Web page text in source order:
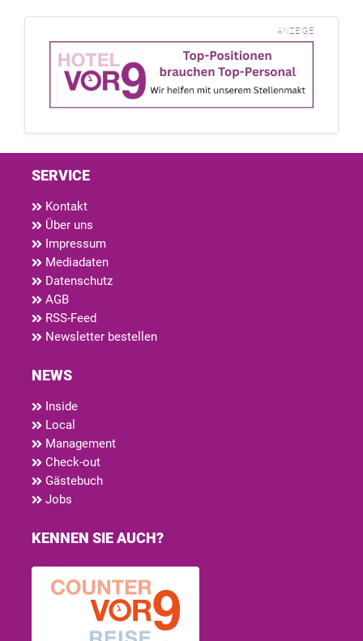
ANZEIGE
SERVICE
Kontakt
Über uns
Impressum
Mediadaten
Datenschutz
AGB
RSS-Feed
Newsletter bestellen
NEWS
Inside
Local
Management
Check-out
Gästebuch
Jobs
KENNEN SIE AUCH?